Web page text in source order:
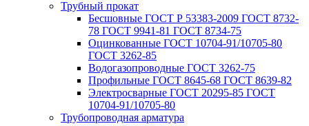
Трубный прокат
Беcшовные ГОСТ Р 53383-2009 ГОСТ 8732-
78 ГОСТ 9941-81 ГОСТ 8734-75
Оцинкованные ГОСТ 10704-91/10705-80
ГОСТ 3262-85
Водогазопроводные ГОСТ 3262-75
Профильные ГОСТ 8645-68 ГОСТ 8639-82
Электросварные ГОСТ 20295-85 ГОСТ
10704-91/10705-80
Трубопроводная арматура